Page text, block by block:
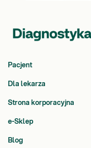
Pacjent
Dla lekarza
Strona korporacyjna
e-Sklep
Blog